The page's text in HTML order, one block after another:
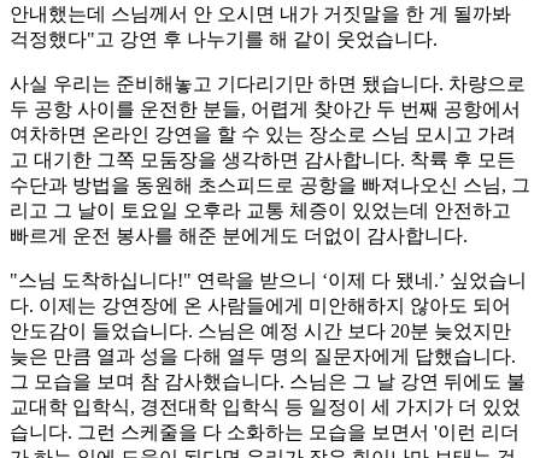
안내했는데 스님께서 안 오시면 내가 거짓말을 한 게 될까봐
걱정했다"고 강연 후 나누기를 해 같이 웃었습니다.
사실 우리는 준비해놓고 기다리기만 하면 됐습니다. 차량으로
두 공항 사이를 운전한 분들, 어렵게 찾아간 두 번째 공항에서
여차하면 온라인 강연을 할 수 있는 장소로 스님 모시고 가려
고 대기한 그쪽 모둠장을 생각하면 감사합니다. 착륙 후 모든
수단과 방법을 동원해 초스피드로 공항을 빠져나오신 스님, 그
리고 그 날이 토요일 오후라 교통 체증이 있었는데 안전하고
빠르게 운전 봉사를 해준 분에게도 더없이 감사합니다.
"스님 도착하십니다!" 연락을 받으니 ‘이제 다 됐네.’ 싶었습니
다. 이제는 강연장에 온 사람들에게 미안해하지 않아도 되어
안도감이 들었습니다. 스님은 예정 시간 보다 20분 늦었지만
늦은 만큼 열과 성을 다해 열두 명의 질문자에게 답했습니다.
그 모습을 보며 참 감사했습니다. 스님은 그 날 강연 뒤에도 불
교대학 입학식, 경전대학 입학식 등 일정이 세 가지가 더 있었
습니다. 그런 스케줄을 다 소화하는 모습을 보면서 '이런 리더